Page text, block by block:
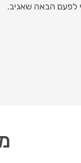
לפעם הבאה שאגיב.